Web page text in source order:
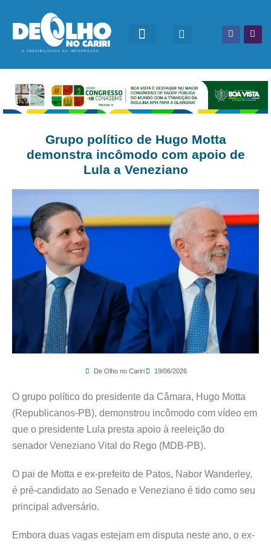
Grupo político de Hugo Motta
demonstra incômodo com apoio de
Lula a Veneziano
De Olho no Cariri 19/06/2026
O grupo político do presidente da Câmara, Hugo Motta
(Republicanos-PB), demonstrou incômodo com vídeo em
que o presidente Lula presta apoio à reeleição do
senador Veneziano Vital do Rego (MDB-PB).
O pai de Motta e ex-prefeito de Patos, Nabor Wanderley,
é pré-candidato ao Senado e Veneziano é tido como seu
principal adversário.
Embora duas vagas estejam em disputa neste ano, o ex-